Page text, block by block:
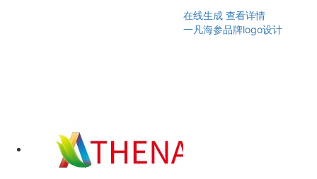
在线生成 查看详情
一凡海参品牌logo设计